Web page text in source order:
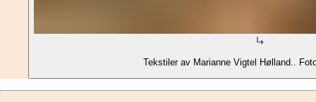
Tekstiler av Marianne Vigtel Hølland..